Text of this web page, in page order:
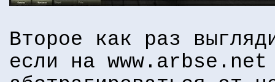
Второе как раз
если на www.arbse.net